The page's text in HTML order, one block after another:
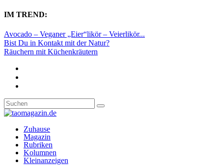
IM TREND:
Avocado – Veganer „Eier“likör – Veierlikör...
Bist Du in Kontakt mit der Natur?
Räuchern mit Küchenkräutern
Zuhause
Magazin
Rubriken
Kolumnen
Kleinanzeigen